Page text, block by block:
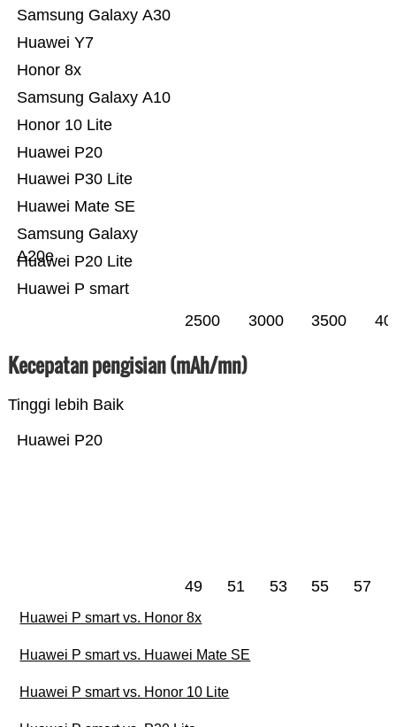
Huawei P smart
Huawei P20 Lite
Samsung Galaxy
A20e
Huawei Mate SE
Huawei P30 Lite
Huawei P20
Honor 10 Lite
Samsung Galaxy A10
Honor 8x
Huawei Y7
Samsung Galaxy A30
2500 3000 3500
Kecepatan pengisian (mAh/mn)
Tinggi lebih Baik
Huawei P20
49 51 53 55 57
Huawei P smart vs. Honor 8x
Huawei P smart vs. Huawei Mate SE
Huawei P smart vs. Honor 10 Lite